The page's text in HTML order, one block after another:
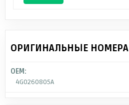
ОРИГИНАЛЬНЫЕ НОМЕРА
OEM:
4G0260805A